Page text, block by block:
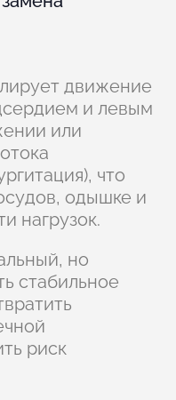
движение
и левым
или
что
одышке и
нагрузок.
но
стабильное
риск